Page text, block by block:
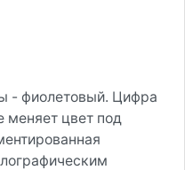
- фиолетовый. Цифра
меняет цвет под